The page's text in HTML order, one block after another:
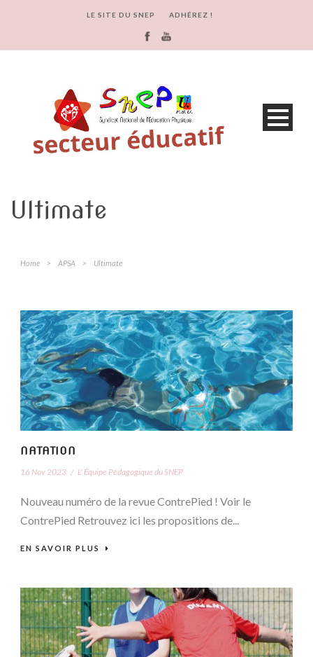
LE SITE DU SNEP ADHÉREZ !
Ultimate
Home > APSA > Ultimate
NATATION
16 Nov 2023 / L' Équipe Pédagogique du SNEP
Nouveau numéro de la revue ContrePied ! Voir le
ContrePied Retrouvez ici les propositions de...
EN SAVOIR PLUS